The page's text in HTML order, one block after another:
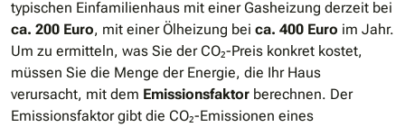
typischen Einfamilienhaus mit einer Gasheizung derzeit bei
ca. 200 Euro, mit einer Ölheizung bei ca. 400 Euro im Jahr.
Um zu ermitteln, was Sie der CO₂-Preis konkret kostet,
müssen Sie die Menge der Energie, die Ihr Haus
verursacht, mit dem Emissionsfaktor berechnen. Der
Emissionsfaktor gibt die CO₂-Emissionen eines